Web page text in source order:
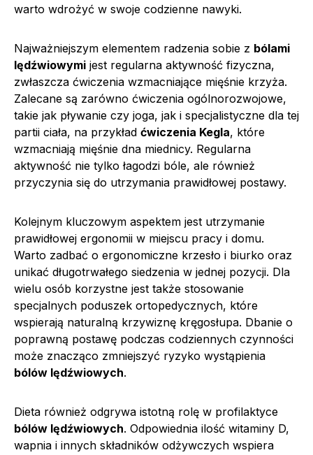
warto wdrożyć w swoje codzienne nawyki.
Najważniejszym elementem radzenia sobie z bólami
lędźwiowymi jest regularna aktywność fizyczna,
zwłaszcza ćwiczenia wzmacniające mięśnie krzyża.
Zalecane są zarówno ćwiczenia ogólnorozwojowe,
takie jak pływanie czy joga, jak i specjalistyczne dla tej
partii ciała, na przykład ćwiczenia Kegla, które
wzmacniają mięśnie dna miednicy. Regularna
aktywność nie tylko łagodzi bóle, ale również
przyczynia się do utrzymania prawidłowej postawy.
Kolejnym kluczowym aspektem jest utrzymanie
prawidłowej ergonomii w miejscu pracy i domu.
Warto zadbać o ergonomiczne krzesło i biurko oraz
unikać długotrwałego siedzenia w jednej pozycji. Dla
wielu osób korzystne jest także stosowanie
specjalnych poduszek ortopedycznych, które
wspierają naturalną krzywiznę kręgosłupa. Dbanie o
poprawną postawę podczas codziennych czynności
może znacząco zmniejszyć ryzyko wystąpienia
bólów lędźwiowych.
Dieta również odgrywa istotną rolę w profilaktyce
bólów lędźwiowych. Odpowiednia ilość witaminy D,
wapnia i innych składników odżywczych wspiera